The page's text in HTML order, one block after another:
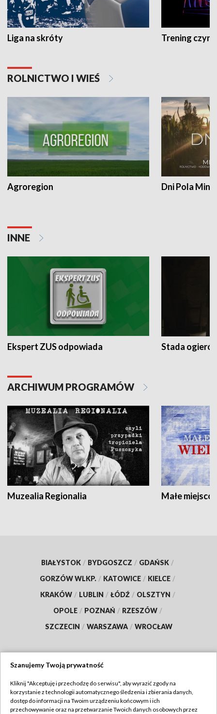
Liga na skróty Trening czyni
ROLNICTWO I WIEŚ
Agroregion Dni Pola
INNE
Ekspert ZUS odpowiada Stada
ARCHIWUM PROGRAMÓW
Muzealia Regionalia Małe
BIAŁYSTOK / BYDGOSZCZ / GDAŃSK /
GORZÓW WLKP. / KATOWICE / KIELCE /
KRAKÓW / LUBLIN / ŁÓDŹ / OLSZTYN /
OPOLE / POZNAŃ / RZESZÓW /
SZCZECIN / WARSZAWA / WROCŁAW
TVP
Abonament TVP
Szanujemy Twoją prywatność
Kliknij "Akceptuję i przechodzę do serwisu", aby wyrazić zgody na
korzystanie z technologii automatycznego śledzenia i zbierania danych,
dostęp do informacji na Twoim urządzeniu końcowym i ich
przechowywanie oraz na przetwarzanie Twoich danych osobowych przez